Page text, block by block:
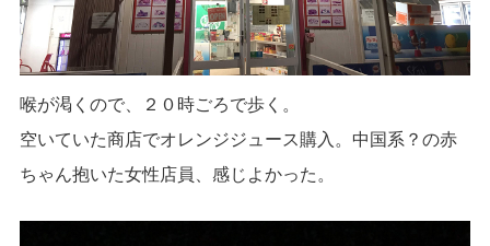
喉が渇くので、２０時ごろで歩く。
空いていた商店でオレンジジュース購入。中国系？の赤
ちゃん抱いた女性店員、感じよかった。